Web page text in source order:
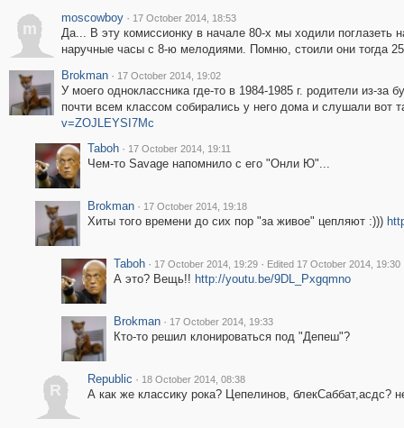
m
moscowboy · 17 October 2014, 18:53
Да... В эту комиссионку в начале 80-х мы ходили поглазеть
наручные часы с 8-ю мелодиями. Помню, стоили они тогда
Brokman · 17 October 2014, 19:02
У моего одноклассника где-то в 1984-1985 г. родители из-за
почти всем классом собирались у него дома и слушали вот
v=ZOJLEYSI7Mc
Taboh · 17 October 2014, 19:11
Чем-то Savage напомнило с его "Онли Ю"...
Brokman · 17 October 2014, 19:18
Хиты того времени до сих пор "за живое" цепляют :)))
Taboh · 17 October 2014, 19:29 · Edited 17 October 2014, 19:30
А это? Вещь!! http://youtu.be/9DL_Pxgqmno
Brokman · 17 October 2014, 19:33
Кто-то решил клонироваться под "Депеш"?
R
Republic · 18 October 2014, 08:38
А как же классику рока? Цепелинов, блекСаббат,асдс?